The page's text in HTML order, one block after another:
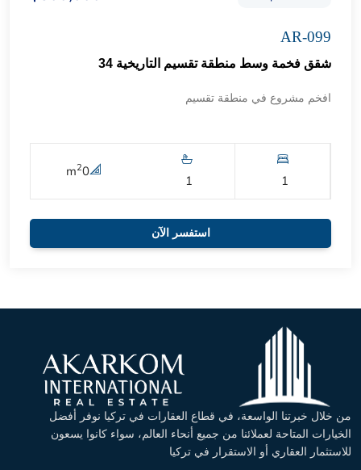
AR-099
شقق فخمة وسط منطقة تقسيم التاريخية 34
افخم مشروع في منطقة تقسيم
1
1
0
m2
استفسر الآن
من خلال خبرتنا الواسعة، في قطاع العقارات في تركيا نوفر أفضل
الخيارات المتاحة لعملائنا من جميع أنحاء العالم، سواء كانوا يسعون
للاستثمار العقاري أو الاستقرار في تركيا